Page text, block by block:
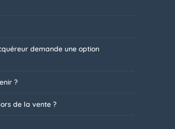
demande une option
?
de la vente ?